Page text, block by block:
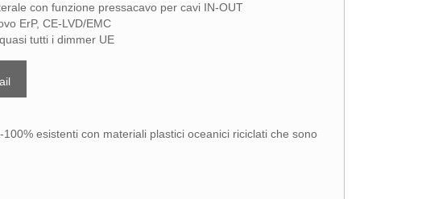
con funzione pressacavo per cavi IN-OUT
ErP, CE-LVD/EMC
tutti i dimmer UE
esistenti con materiali plastici oceanici riciclati che sono